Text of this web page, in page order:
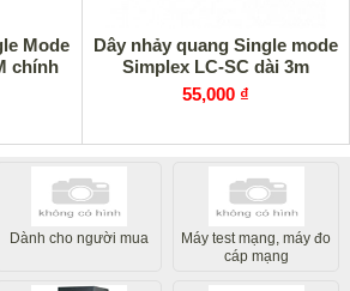
Mode
chính
Dây nhảy quang Single mode
Simplex LC-SC dài 3m
55,000 ₫
Dành cho người mua
Máy test mạng, máy đo
cáp mạng